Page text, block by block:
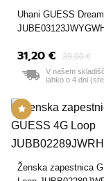
Uhani GUESS
31,20 € 39,00 €
V našem
lahko o 4 dni
Ženska zapestnica